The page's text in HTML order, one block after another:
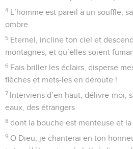
4 L’homme est pareil à un souffle,
ombre.
5 Eternel, incline ton ciel et
montagnes, et qu’elles soient
6 Fais briller les éclairs, disperse
flèches et mets-les en déroute !
7 Interviens d’en haut, délivre-moi,
eaux, des étrangers
8 dont la bouche est menteuse et
9 O Dieu, je chanterai en ton